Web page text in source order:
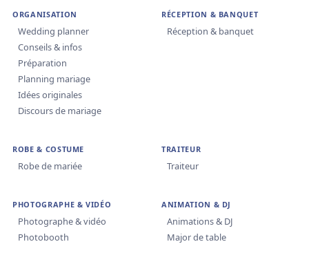
ORGANISATION
Wedding planner
Conseils & infos
Préparation
Planning mariage
Idées originales
Discours de mariage
RÉCEPTION & BANQUET
Réception & banquet
ROBE & COSTUME
Robe de mariée
TRAITEUR
Traiteur
PHOTOGRAPHE & VIDÉO
Photographe & vidéo
Photobooth
ANIMATION & DJ
Animations & DJ
Major de table